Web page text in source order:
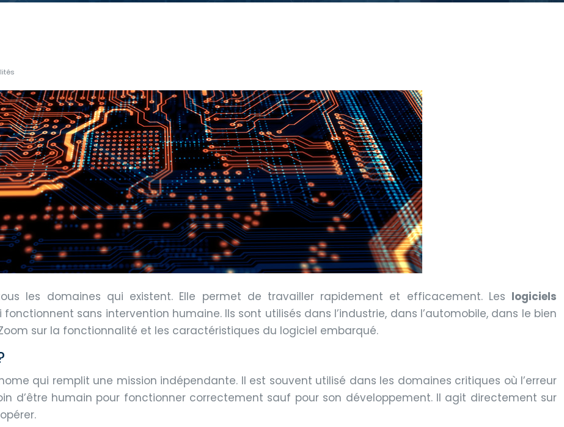
les domaines qui existent. Elle permet de travailler rapidement et efficacement. Les logiciels
sans intervention humaine. Ils sont utilisés dans l’industrie, dans l’automobile, dans le bien
sur la fonctionnalité et les caractéristiques du logiciel embarqué.
qui remplit une mission indépendante. Il est souvent utilisé dans les domaines critiques où l’erreur
d’être humain pour fonctionner correctement sauf pour son développement. Il agit directement sur